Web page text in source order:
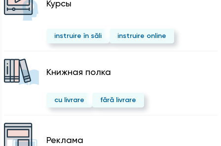
Курсы
instruire în săli instruire online
Kнижная полка
cu livrare fără livrare
Реклама